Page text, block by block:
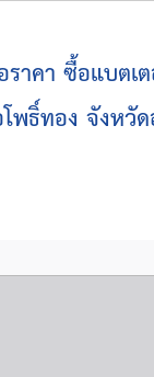
ราคา ซื้อแบ
พธิ์ทอง จังห